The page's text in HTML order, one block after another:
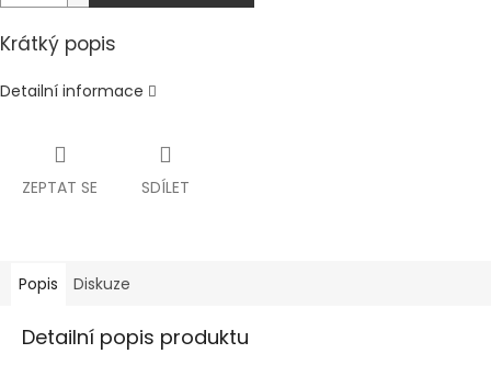
Krátký popis
Detailní informace
ZEPTAT SE SDÍLET
Popis Diskuze
Detailní popis produktu